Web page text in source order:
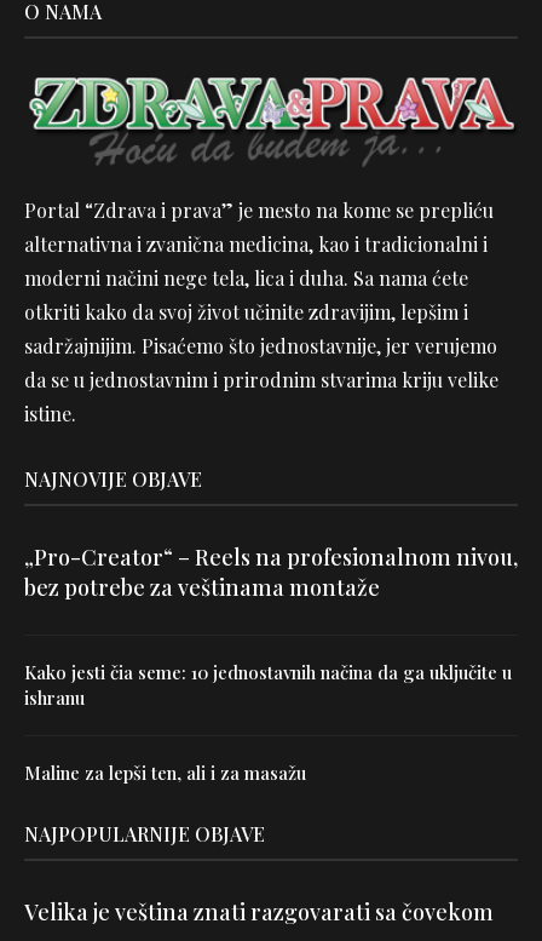
O NAMA
Portal “Zdrava i prava” je mesto na kome se prepliću
alternativna i zvanična medicina, kao i tradicionalni i
moderni načini nege tela, lica i duha. Sa nama ćete
otkriti kako da svoj život učinite zdravijim, lepšim i
sadržajnijim. Pisaćemo što jednostavnije, jer verujemo
da se u jednostavnim i prirodnim stvarima kriju velike
istine.
NAJNOVIJE OBJAVE
„Pro-Creator“ – Reels na profesionalnom nivou,
bez potrebe za veštinama montaže
Kako jesti čia seme: 10 jednostavnih načina da ga uključite u
ishranu
Maline za lepši ten, ali i za masažu
NAJPOPULARNIJE OBJAVE
Velika je veština znati razgovarati sa čovekom